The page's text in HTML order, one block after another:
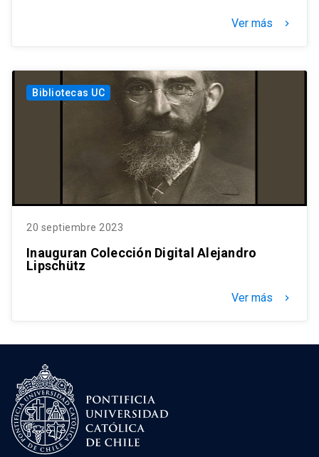
Ver más keyboard_arrow_right
Bibliotecas UC
20 septiembre 2023
Inauguran Colección Digital Alejandro
Lipschütz
Ver más keyboard_arrow_right